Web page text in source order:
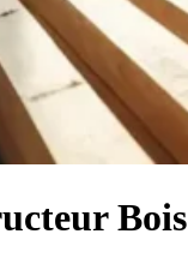
Bois